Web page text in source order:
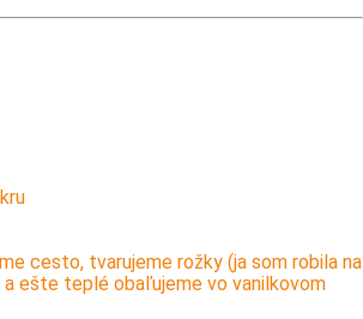
cesto, tvarujeme rožky (ja som robila na
ešte teplé obaľujeme vo vanilkovom